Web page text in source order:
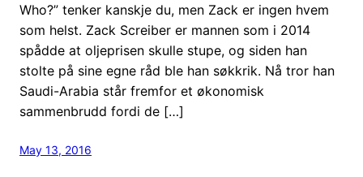
Who?” tenker kanskje du, men Zack er ingen hvem
som helst. Zack Screiber er mannen som i 2014
spådde at oljeprisen skulle stupe, og siden han
stolte på sine egne råd ble han søkkrik. Nå tror han
Saudi-Arabia står fremfor et økonomisk
sammenbrudd fordi de […]
May 13, 2016